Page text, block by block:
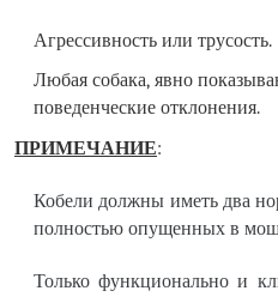
Агрессивность или трусость.
Любая собака, явно
поведенческие отклонения.
ПРИМЕЧАНИЕ:
Кобели должны иметь два
полностью опущенных в
Только функционально и